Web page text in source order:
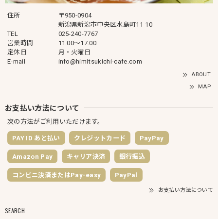
住所
〒950-0904
新潟県新潟市中央区水島町11-10
TEL
025-240-7767
営業時間
11:00～17:00
定休日
月・火曜日
E-mail
info@himitsukichi-cafe.com
ABOUT
MAP
お支払い方法について
次の方法がご利用いただけます。
PAY ID あと払い クレジットカード PayPay
Amazon Pay キャリア決済 銀行振込
コンビニ決済またはPay-easy PayPal
お支払い方法について
SEARCH